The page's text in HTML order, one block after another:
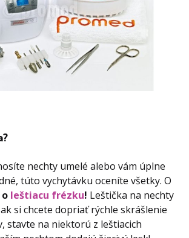
nechty umelé alebo vám úplne
túto vychytávku oceníte všetky. O
leštiacu frézku! Leštička na nechty
si chcete dopriať rýchle skrášlenie
stavte na niektorú z leštiacich